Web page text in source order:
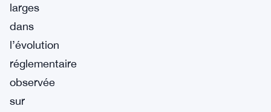
larges
dans
l’évolution
réglementaire
observée
sur